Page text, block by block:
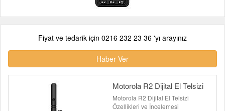
Fiyat ve tedarik için 0216 232 23 36 'yı arayınız
Haber Ver
Motorola R2 Dijital El Telsizi
Motorola R2 Dijital El Telsizi
Özellikleri ve İncelemesi